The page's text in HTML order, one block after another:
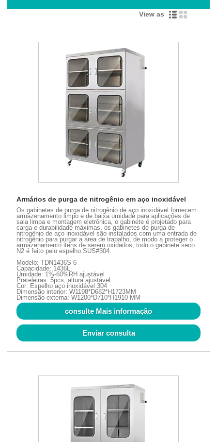
View as
Armários de purga de nitrogênio em aço inoxidável
Os gabinetes de purga de nitrogênio de aço inoxidável fornecem
armazenamento limpo e de baixa umidade para aplicações de
sala limpa e montagem eletrônica, o gabinete é projetado para
carga e durabilidade máximas, os gabinetes de purga de
nitrogênio de aço inoxidável são instalados com uma entrada de
nitrogênio para purgar a área de trabalho, de modo a proteger o
armazenamento itens de serem oxidados, todo o gabinete seco
N2 é feito pelo espelho SUS#304.
Modelo: TDN1436S-6
Capacidade: 1436L
Umidade: 1%-60%RH ajustável
Prateleiras: 5pcs, altura ajustável
Cor: Espelho aço inoxidável 304
Dimensão interior: W1198*D682*H1723MM
Dimensão externa: W1200*D710*H1910 MM
consulte Mais informação
Enviar consulta